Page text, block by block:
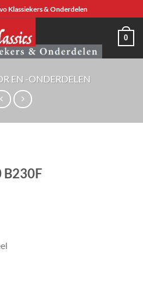
Klassiekers & Onderdelen
0
EN -ONDERDELEN
B230F